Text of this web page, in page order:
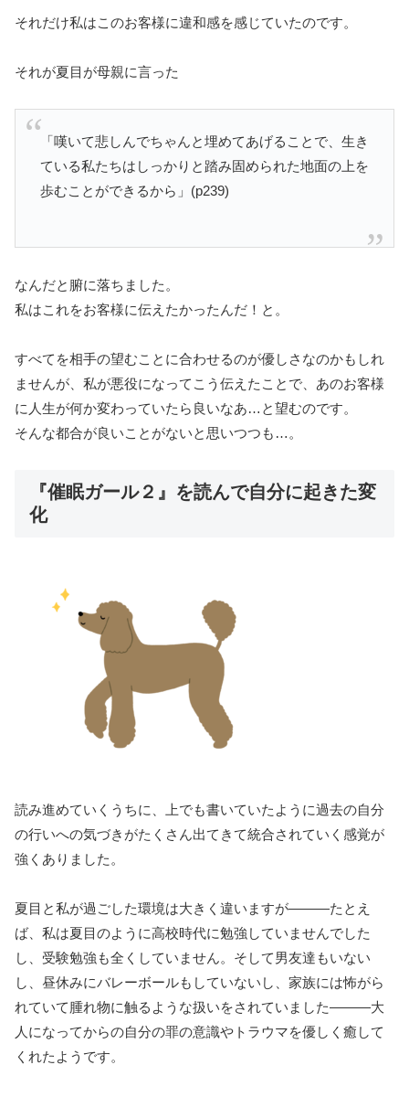
それだけ私はこのお客様に違和感を感じていたのです。
それが夏目が母親に言った
「嘆いて悲しんでちゃんと埋めてあげることで、生き
ている私たちはしっかりと踏み固められた地面の上を
歩むことができるから」(p239)
なんだと腑に落ちました。
私はこれをお客様に伝えたかったんだ！と。
すべてを相手の望むことに合わせるのが優しさなのかもしれ
ませんが、私が悪役になってこう伝えたことで、あのお客様
に人生が何か変わっていたら良いなあ…と望むのです。
そんな都合が良いことがないと思いつつも…。
『催眠ガール２』を読んで自分に起きた変
化
読み進めていくうちに、上でも書いていたように過去の自分
の行いへの気づきがたくさん出てきて統合されていく感覚が
強くありました。
夏目と私が過ごした環境は大きく違いますが―――たとえ
ば、私は夏目のように高校時代に勉強していませんでした
し、受験勉強も全くしていません。そして男友達もいない
し、昼休みにバレーボールもしていないし、家族には怖がら
れていて腫れ物に触るような扱いをされていました―――大
人になってからの自分の罪の意識やトラウマを優しく癒して
くれたようです。